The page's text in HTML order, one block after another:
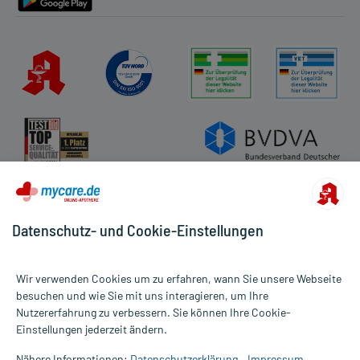
Alle Preise gelten inkl. MwSt., ggf. zzgl. Versandkosten
Informationen auf dieser Website werden ausschließlich für
Datenschutz- und Cookie-Einstellungen
Wir verwenden Cookies um zu erfahren, wann Sie unsere Webseite
besuchen und wie Sie mit uns interagieren, um Ihre
Nutzererfahrung zu verbessern. Sie können Ihre Cookie-
Einstellungen jederzeit ändern.